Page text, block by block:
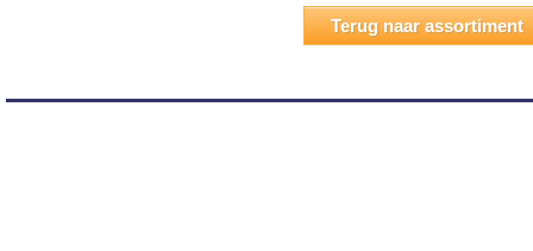
Terug naar assortiment